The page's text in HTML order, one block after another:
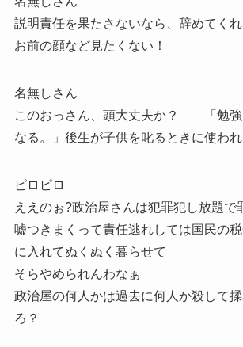
説明責任を果たさないなら、辞めてくれ
お前の顔など見たくない！
名無しさん
このおっさん、頭大丈夫か？ 「勉強
なる。」後生が子供を叱るときに使われ
ピロピロ
ええのぉ?政治屋さんは犯罪犯し放題で
嘘つきまくって責任逃れしては国民の
に入れてぬくぬく暮らせて
そらやめられんわなぁ
政治屋の何人かは過去に何人か殺して
ろ？